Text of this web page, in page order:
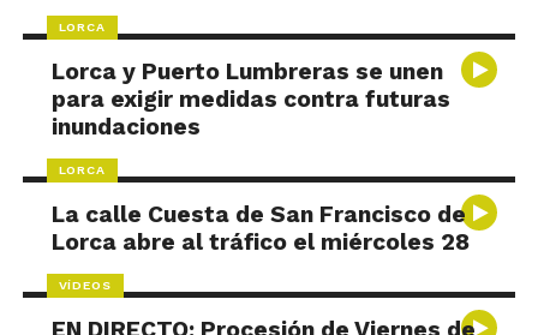
LORCA
Lorca y Puerto Lumbreras se unen
para exigir medidas contra futuras
inundaciones
LORCA
La calle Cuesta de San Francisco de
Lorca abre al tráfico el miércoles 28
VÍDEOS